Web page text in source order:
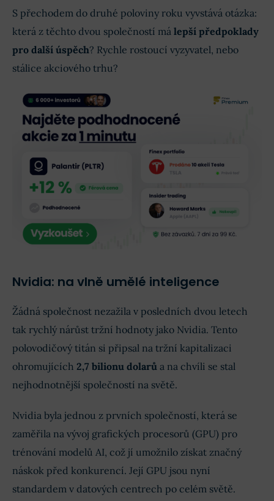
S přechodem do druhé poloviny roku vyvstává otázka:
která z těchto dvou společností má lepší předpoklady
pro další úspěch? Rychle rostoucí vyzyvatel, nebo
stálice akciového trhu?
Nvidia: na vlně umělé inteligence
Žádná společnost nezažila v posledních dvou letech
tak rychlý nárůst tržní hodnoty jako Nvidia. Tento
polovodičový titán si připsal na tržní kapitalizaci
ohromujících 2,7 bilionu dolarů a na chvíli se stal
nejhodnotnější společností na světě.
Nvidia byla jednou z prvních společností, která se
zaměřila na vývoj grafických procesorů (GPU) pro
trénování modelů AI, což jí umožnilo získat značný
náskok před konkurencí. Její GPU jsou nyní
standardem v datových centrech po celém světě.